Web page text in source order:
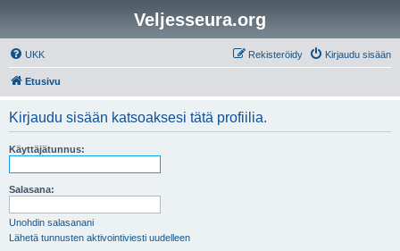
Veljesseura.org
UKK Kirjaudu sisään
Rekisteröidy
Etusivu
Kirjaudu sisään katsoaksesi tätä profiilia.
Käyttäjätunnus:
Salasana:
Unohdin salasanani
Lähetä tunnusten aktivointiviesti uudelleen